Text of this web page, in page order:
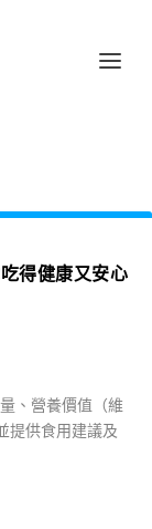
得健康又安心
、營養價值（維
提供食用建議及